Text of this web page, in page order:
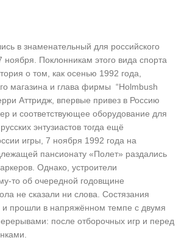
в знаменательный для российского
Поклонникам этого вида спорта
о том, как осенью 1992 года,
магазина и глава фирмы “Holmbush
Аттридж, впервые привез в Россию
и соответствующее оборудование для
энтузиастов тогда ещё
игры, 7 ноября 1992 года на
пансионату «Полет» раздались
Однако, устроители
то об очередной годовщине
не сказали ни слова. Состязания
и прошли в напряжённом темпе с двумя
после отборочных игр и перед